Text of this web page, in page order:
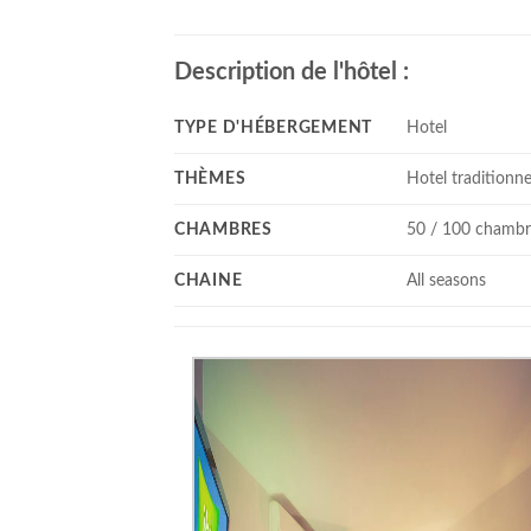
Description de l'hôtel :
TYPE D'HÉBERGEMENT Hotel
THÈMES Hotel
CHAMBRES 50 / 100
CHAINE All seasons